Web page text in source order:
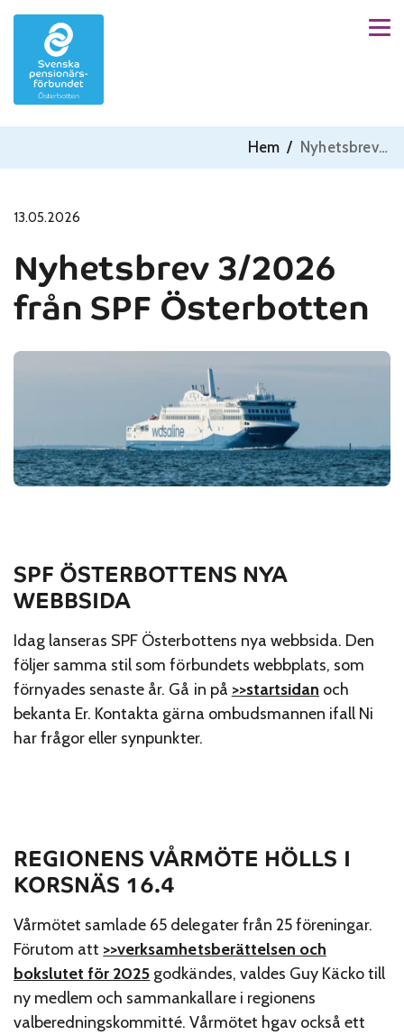
Skip to content
Hem / Nyhetsbrev 3/2026 från SPF Österbotten
13.05.2026
Nyhetsbrev 3/2026
från SPF Österbotten
SPF ÖSTERBOTTENS NYA
WEBBSIDA
Idag lanseras SPF Österbottens nya webbsida. Den
följer samma stil som förbundets webbplats, som
förnyades senaste år. Gå in på >>startsidan och
bekanta Er. Kontakta gärna ombudsmannen ifall Ni
har frågor eller synpunkter.
REGIONENS VÅRMÖTE HÖLLS I
KORSNÄS 16.4
Vårmötet samlade 65 delegater från 25 föreningar.
Förutom att >>verksamhetsberättelsen och
bokslutet för 2025 godkändes, valdes Guy Käcko till
ny medlem och sammankallare i regionens
valberedningskommitté. Vårmötet hgav också ett